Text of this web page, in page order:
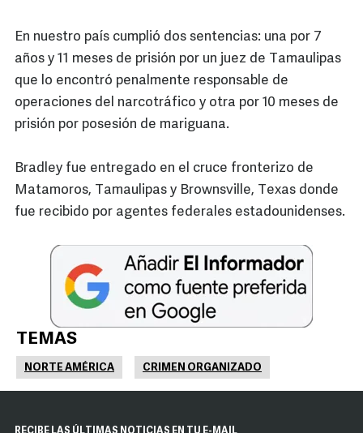
En nuestro país cumplió dos sentencias: una por 7
años y 11 meses de prisión por un juez de Tamaulipas
que lo encontró penalmente responsable de
operaciones del narcotráfico y otra por 10 meses de
prisión por posesión de mariguana.
Bradley fue entregado en el cruce fronterizo de
Matamoros, Tamaulipas y Brownsville, Texas donde
fue recibido por agentes federales estadounidenses.
TEMAS
NORTE AMÉRICA CRIMEN ORGANIZADO